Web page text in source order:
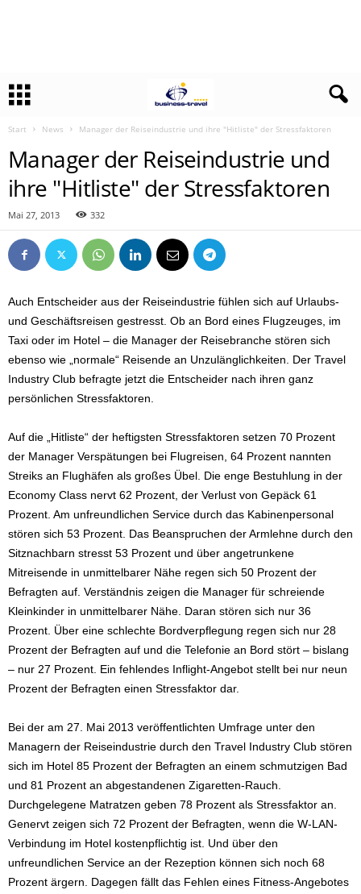
Start News Manager der Reiseindustrie und ihre "Hitliste" der Stressfaktoren
Manager der Reiseindustrie und
ihre "Hitliste" der Stressfaktoren
Mai 27, 2013 332
Auch Entscheider aus der Reiseindustrie fühlen sich auf Urlaubs-
und Geschäftsreisen gestresst. Ob an Bord eines Flugzeuges, im
Taxi oder im Hotel – die Manager der Reisebranche stören sich
ebenso wie „normale“ Reisende an Unzulänglichkeiten. Der Travel
Industry Club befragte jetzt die Entscheider nach ihren ganz
persönlichen Stressfaktoren.
Auf die „Hitliste“ der heftigsten Stressfaktoren setzen 70 Prozent
der Manager Verspätungen bei Flugreisen, 64 Prozent nannten
Streiks an Flughäfen als großes Übel. Die enge Bestuhlung in der
Economy Class nervt 62 Prozent, der Verlust von Gepäck 61
Prozent. Am unfreundlichen Service durch das Kabinenpersonal
stören sich 53 Prozent. Das Beanspruchen der Armlehne durch den
Sitznachbarn stresst 53 Prozent und über angetrunkene
Mitreisende in unmittelbarer Nähe regen sich 50 Prozent der
Befragten auf. Verständnis zeigen die Manager für schreiende
Kleinkinder in unmittelbarer Nähe. Daran stören sich nur 36
Prozent. Über eine schlechte Bordverpflegung regen sich nur 28
Prozent der Befragten auf und die Telefonie an Bord stört – bislang
– nur 27 Prozent. Ein fehlendes Inflight-Angebot stellt bei nur neun
Prozent der Befragten einen Stressfaktor dar.
Bei der am 27. Mai 2013 veröffentlichten Umfrage unter den
Managern der Reiseindustrie durch den Travel Industry Club stören
sich im Hotel 85 Prozent der Befragten an einem schmutzigen Bad
und 81 Prozent an abgestandenen Zigaretten-Rauch.
Durchgelegene Matratzen geben 78 Prozent als Stressfaktor an.
Genervt zeigen sich 72 Prozent der Befragten, wenn die W-LAN-
Verbindung im Hotel kostenpflichtig ist. Und über den
unfreundlichen Service an der Rezeption können sich noch 68
Prozent ärgern. Dagegen fällt das Fehlen eines Fitness-Angebotes